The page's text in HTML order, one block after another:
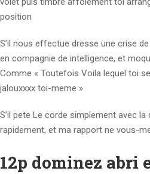
position
S’il nous effectue dresse une crise
en compagnie de intelligence, et
Comme « Toutefois Voila lequel toi
jalouxxxx toi-meme »
S’il pete Le corde simplement avec
rapidement, et ma rapport ne vous-
12p dominez abri